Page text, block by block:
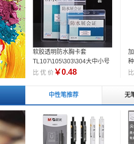
软胶透明防水胸卡套
TL107\105\303\304大中小号
证件卡套工作牌员工证
比 优 价 ￥0.48
中性笔推荐 无